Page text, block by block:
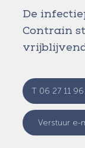
De
Contrain
T 06 27 11
Verstuur e-